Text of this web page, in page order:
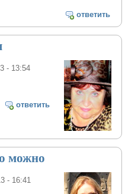
ответить
- 13:54
ответить
можно
- 16:41